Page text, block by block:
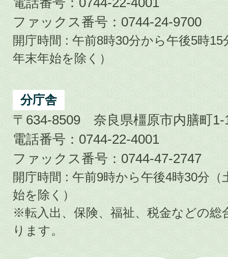
ファックス番号：0744-24-9700
開庁時間 : 午前8時30分から午後5時
年末年始を除く）
分庁舎
〒634-8509 奈良県橿原市内膳町1-
電話番号：0744-22-4001
ファックス番号：0744-47-2747
開庁時間 : 午前9時から午後4時30分
始を除く）
※転入出、保険、福祉、税金などの総
ります。